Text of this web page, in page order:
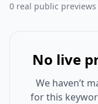
0 real public previews
No live
We haven’t
for this